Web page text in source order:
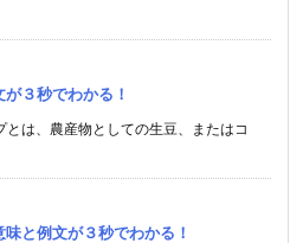
３秒でわかる！
とは、農産物としての生豆、またはコ
と例文が３秒でわかる！